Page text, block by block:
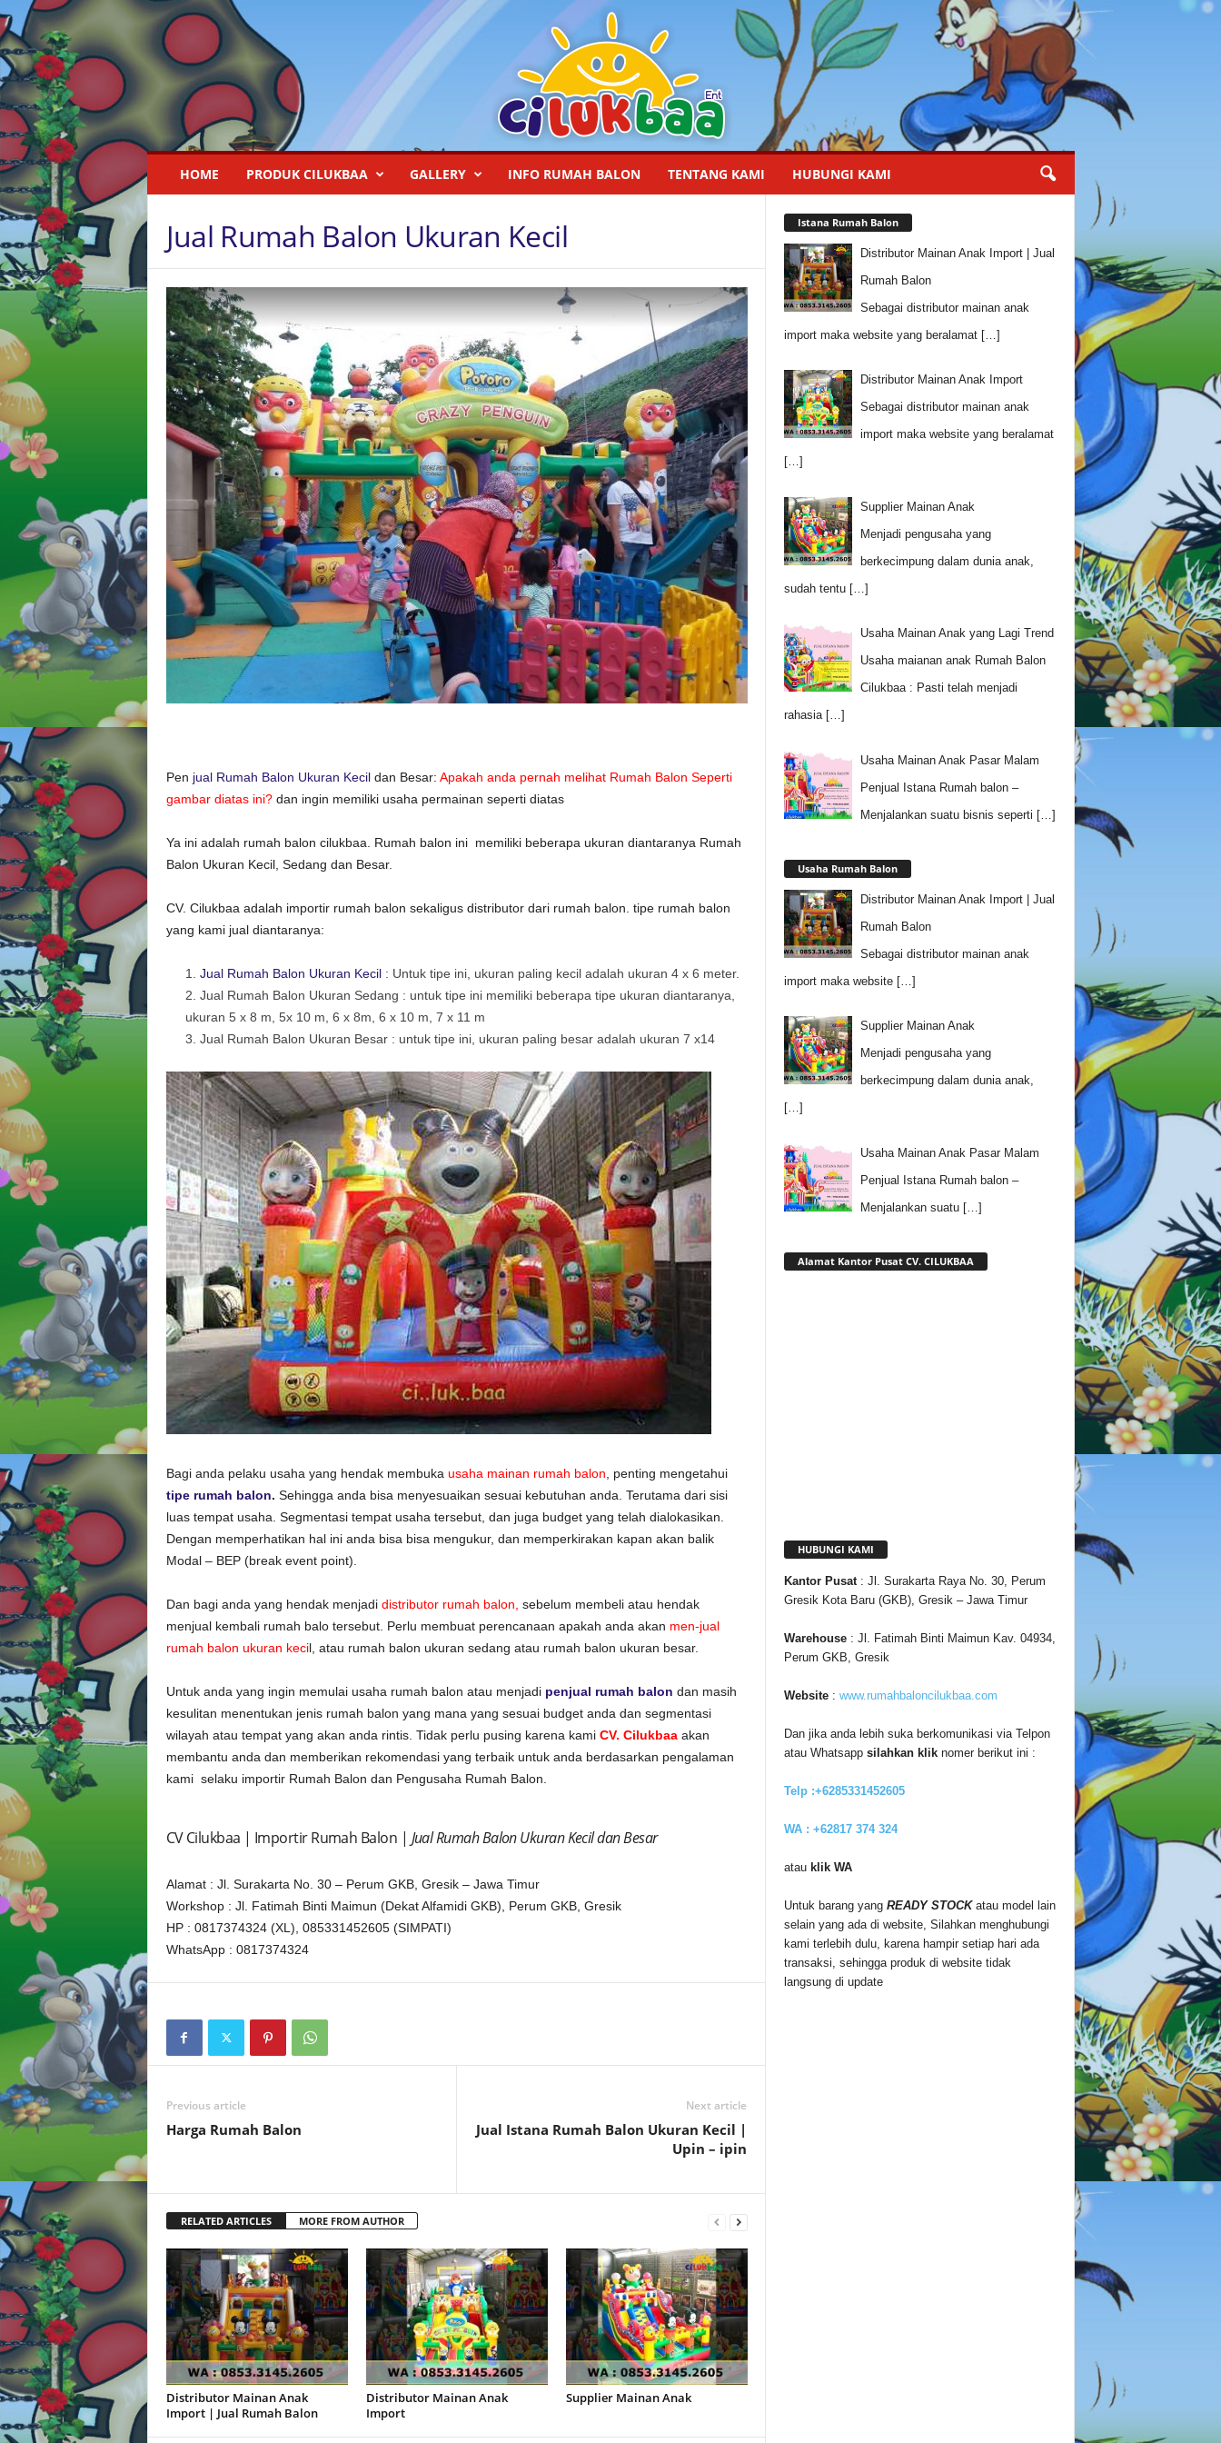
s
t
a
u
l
u
k
b
a
a
HOME PRODUK CILUKBAA GALLERY INFO RUMAH BALON TENTANG KAMI HUBUNGI KAMI
Jual Rumah Balon Ukuran Kecil
Pen jual Rumah Balon Ukuran Kecildan Besar: Apakah anda pernah melihat Rumah Balon Seperti
gambar diatas ini? dan ingin memiliki usaha permainan seperti diatas
Ya ini adalah rumah balon cilukbaa. Rumah balon ini memiliki beberapa ukuran diantaranya Rumah
Balon Ukuran Kecil, Sedang dan Besar.
CV. Cilukbaa adalah importir rumah balon sekaligus distributor dari rumah balon. tipe rumah balon
yang kami jual diantaranya:
Jual Rumah Balon Ukuran Kecil: Untuk tipe ini, ukuran paling kecil adalah ukuran 4 x 6 meter.
Jual Rumah Balon Ukuran Sedang : untuk tipe ini memiliki beberapa tipe ukuran diantaranya,
ukuran 5 x 8 m, 5x 10 m, 6 x 8m, 6 x 10 m, 7 x 11 m
Jual Rumah Balon Ukuran Besar : untuk tipe ini, ukuran paling besar adalah ukuran 7 x14
Bagi anda pelaku usaha yang hendak membuka usaha mainan rumah balon , penting mengetahui
tipe rumah balon. Sehingga anda bisa menyesuaikan sesuai kebutuhan anda. Terutama dari sisi
luas tempat usaha. Segmentasi tempat usaha tersebut, dan juga budget yang telah dialokasikan.
Dengan memperhatikan hal ini anda bisa bisa mengukur, dan memperkirakan kapan akan balik
Modal – BEP (break event point).
Dan bagi anda yang hendak menjadi distributor rumah balon, sebelum membeli atau hendak
menjual kembali rumah balo tersebut. Perlu membuat perencanaan apakah anda akan men-jual
rumah balon ukuran kecil, atau rumah balon ukuran sedang atau rumah balon ukuran besar.
Untuk anda yang ingin memulai usaha rumah balon atau menjadi penjual rumah balon dan masih
kesulitan menentukan jenis rumah balon yang mana yang sesuai budget anda dan segmentasi
wilayah atau tempat yang akan anda rintis. Tidak perlu pusing karena kami CV. Cilukbaa akan
membantu anda dan memberikan rekomendasi yang terbaik untuk anda berdasarkan pengalaman
kami selaku importir Rumah Balon dan Pengusaha Rumah Balon.
CV Cilukbaa | Importir Rumah Balon | Jual Rumah Balon Ukuran Kecil dan Besar
Alamat : Jl. Surakarta No. 30 – Perum GKB, Gresik – Jawa Timur
Workshop : Jl. Fatimah Binti Maimun (Dekat Alfamidi GKB), Perum GKB, Gresik
HP : 0817374324 (XL), 085331452605 (SIMPATI)
WhatsApp : 0817374324
Previous article
Harga Rumah Balon
Next article
Jual Istana Rumah Balon Ukuran Kecil |
Upin – ipin
RELATED ARTICLES MORE FROM AUTHOR
Distributor Mainan Anak
Import | Jual Rumah Balon
Distributor Mainan Anak
Import
Supplier Mainan Anak
Istana Rumah Balon
Distributor Mainan Anak Import | Jual
Rumah Balon
Sebagai distributor mainan anak
import maka website yang beralamat […]
Distributor Mainan Anak Import
Sebagai distributor mainan anak
import maka website yang beralamat
[…]
Supplier Mainan Anak
Menjadi pengusaha yang
berkecimpung dalam dunia anak,
sudah tentu […]
Usaha Mainan Anak yang Lagi Trend
Usaha maianan anak Rumah Balon
Cilukbaa : Pasti telah menjadi
rahasia […]
Usaha Mainan Anak Pasar Malam
Penjual Istana Rumah balon –
Menjalankan suatu bisnis seperti […]
Usaha Rumah Balon
Distributor Mainan Anak Import | Jual
Rumah Balon
Sebagai distributor mainan anak
import maka website […]
Supplier Mainan Anak
Menjadi pengusaha yang
berkecimpung dalam dunia anak,
[…]
Usaha Mainan Anak Pasar Malam
Penjual Istana Rumah balon –
Menjalankan suatu […]
Alamat Kantor Pusat CV. CILUKBAA
HUBUNGI KAMI
Kantor Pusat: Jl. Surakarta Raya No. 30, Perum
Gresik Kota Baru (GKB), Gresik – Jawa Timur
Warehouse: Jl. Fatimah Binti Maimun Kav. 04934,
Perum GKB, Gresik
Website: www.rumahbaloncilukbaa.com
Dan jika anda lebih suka berkomunikasi via Telpon
atau Whatsapp silahkan kliknomer berikut ini :
Telp :+6285331452605
WA : +62817 374 324
atau klik WA
Untuk barang yang READY STOCKatau model lain
selain yang ada di website, Silahkan menghubungi
kami terlebih dulu, karena hampir setiap hari ada
transaksi, sehingga produk di website tidak
langsung di update